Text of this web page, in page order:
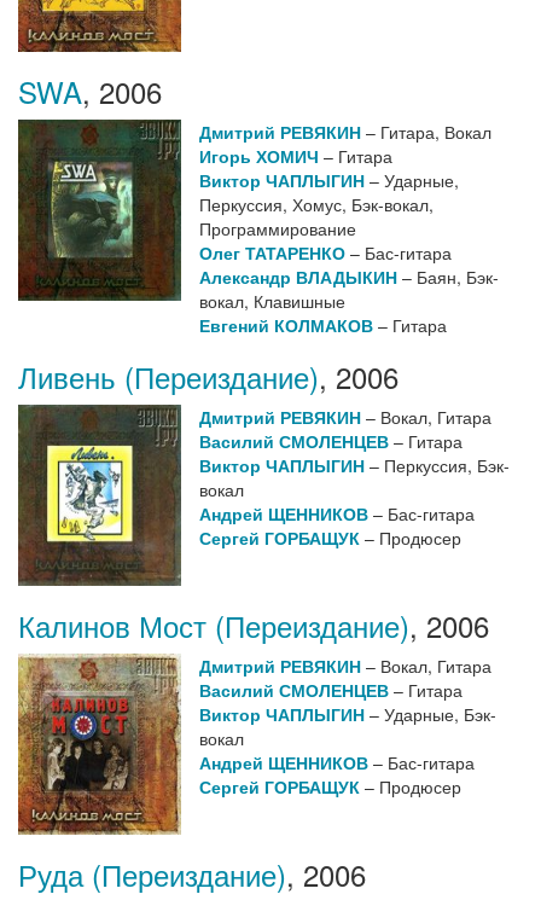
SWA, 2006
Дмитрий РЕВЯКИН – Гитара, Вокал
Игорь ХОМИЧ – Гитара
Виктор ЧАПЛЫГИН – Ударные,
Перкуссия, Хомус, Бэк-вокал,
Программирование
Олег ТАТАРЕНКО – Бас-гитара
Александр ВЛАДЫКИН – Баян, Бэк-
вокал, Клавишные
Евгений КОЛМАКОВ – Гитара
Ливень (Переиздание), 2006
Дмитрий РЕВЯКИН – Вокал, Гитара
Василий СМОЛЕНЦЕВ – Гитара
Виктор ЧАПЛЫГИН – Перкуссия, Бэк-
вокал
Андрей ЩЕННИКОВ – Бас-гитара
Сергей ГОРБАЩУК – Продюсер
Калинов Мост (Переиздание), 2006
Дмитрий РЕВЯКИН – Вокал, Гитара
Василий СМОЛЕНЦЕВ – Гитара
Виктор ЧАПЛЫГИН – Ударные, Бэк-
вокал
Андрей ЩЕННИКОВ – Бас-гитара
Сергей ГОРБАЩУК – Продюсер
Руда (Переиздание), 2006